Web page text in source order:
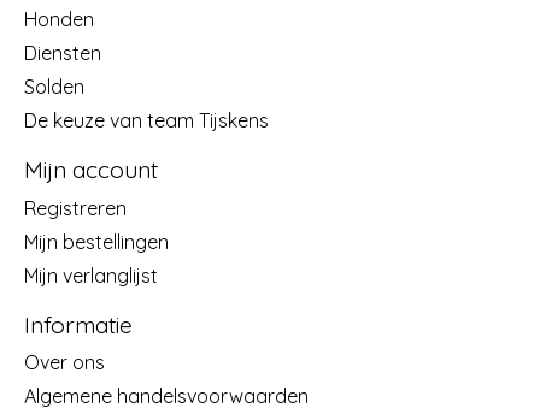
Honden
Diensten
Solden
De keuze van team Tijskens
Mijn account
Registreren
Mijn bestellingen
Mijn verlanglijst
Informatie
Over ons
Algemene handelsvoorwaarden